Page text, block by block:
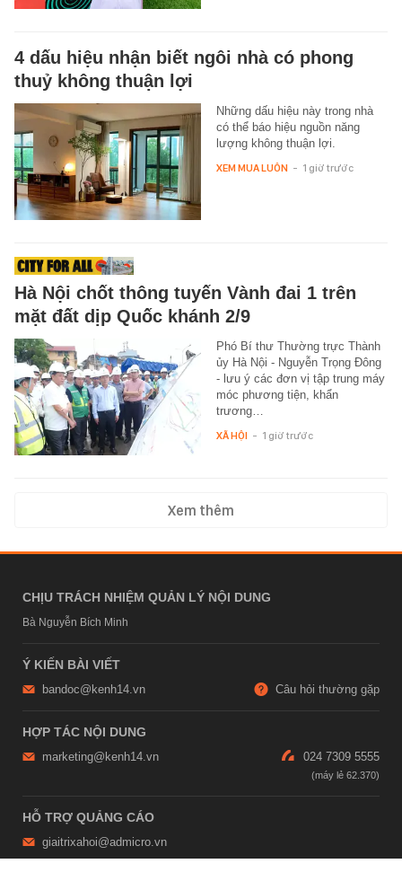
4 dấu hiệu nhận biết ngôi nhà có phong
thuỷ không thuận lợi
Những dấu hiệu này trong nhà
có thể báo hiệu nguồn năng
lượng không thuận lợi.
XEM MUA LUÔN - 1 giờ trước
Hà Nội chốt thông tuyến Vành đai 1 trên
mặt đất dịp Quốc khánh 2/9
Phó Bí thư Thường trực Thành
ủy Hà Nội - Nguyễn Trọng Đông
- lưu ý các đơn vị tập trung máy
móc phương tiện, khẩn
trương…
XÃ HỘI - 1 giờ trước
Xem thêm
CHỊU TRÁCH NHIỆM QUẢN LÝ NỘI DUNG
Bà Nguyễn Bích Minh
Ý KIẾN BÀI VIẾT
bandoc@kenh14.vn Câu hỏi thường gặp
HỢP TÁC NỘI DUNG
marketing@kenh14.vn 024 7309 5555
HỖ TRỢ QUẢNG CÁO
giaitrixahoi@admicro.vn